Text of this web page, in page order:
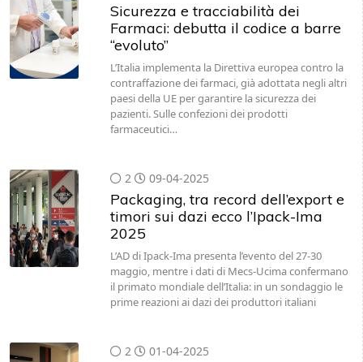
Sicurezza e tracciabilità dei
Farmaci: debutta il codice a barre
“evoluto”
L’Italia implementa la Direttiva europea contro la
contraffazione dei farmaci, già adottata negli altri
paesi della UE per garantire la sicurezza dei
pazienti. Sulle confezioni dei prodotti
farmaceutici…
2 09-04-2025
Packaging, tra record dell’export e
timori sui dazi ecco l’Ipack-Ima
2025
L’AD di Ipack-Ima presenta l’evento del 27-30
maggio, mentre i dati di Mecs-Ucima confermano
il primato mondiale dell’Italia: in un sondaggio le
prime reazioni ai dazi dei produttori italiani
2 01-04-2025